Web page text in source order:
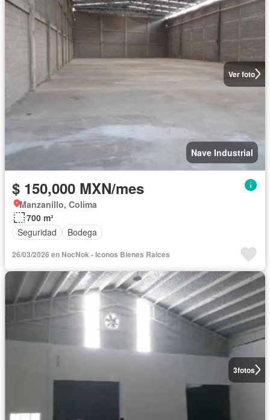
Ver foto
Nave Industrial
$ 150,000 MXN/mes
Manzanillo, Colima
700 m²
Seguridad
Bodega
26/03/2026 en NocNok - Iconos Bienes Raices
3fotos